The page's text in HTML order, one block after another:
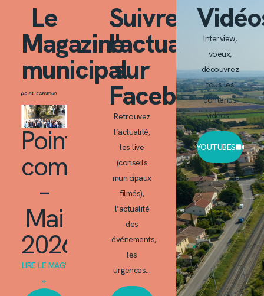
Le
Magazine
municipal
Point
commun
–
Mai
2026
LIRE LE MAG'
»
Suivre
l'actualité
sur
Facebook
Retrouvez
l’actualité,
les live
(conseils
municipaux
filmés),
l’actualité
des
événements,
les
urgences…
Interview,
voeux,
découvrez
tous les
contenus
vidéos…
YOUTUBES